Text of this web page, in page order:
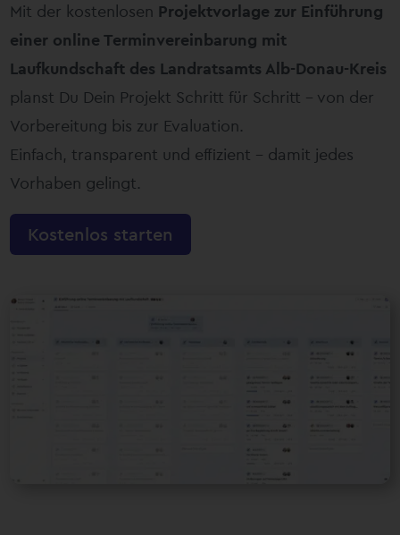
Mit der kostenlosen Projektvorlage zur Einführung
einer online Terminvereinbarung mit
Laufkundschaft des Landratsamts Alb-Donau-Kreis
planst Du Dein Projekt Schritt für Schritt – von der
Vorbereitung bis zur Evaluation.
Einfach, transparent und effizient – damit jedes
Vorhaben gelingt.
Kostenlos starten